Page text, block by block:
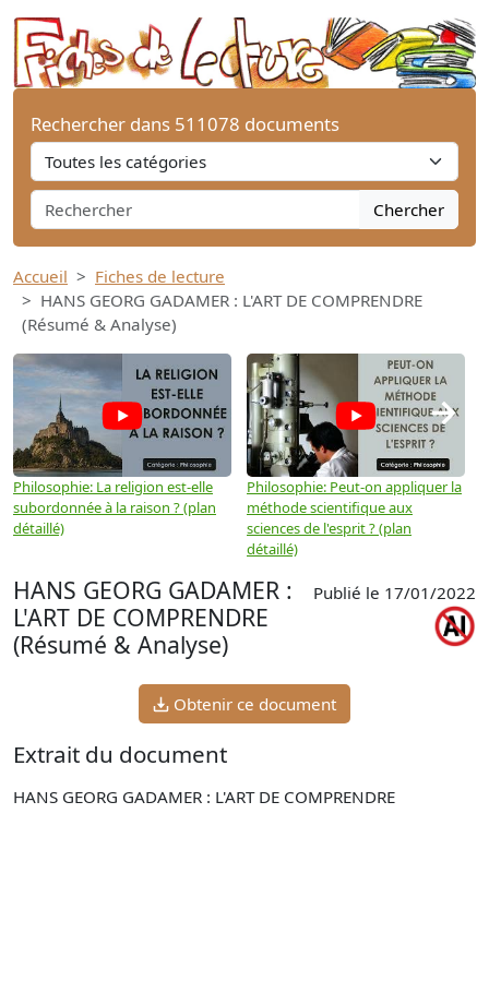
Rechercher dans 511078 documents
Chercher
Accueil
Fiches de lecture
HANS GEORG GADAMER : L'ART DE COMPRENDRE
(Résumé & Analyse)
Philosophie: La religion est-elle
subordonnée à la raison ? (plan
détaillé)
Philosophie: Peut-on appliquer la
méthode scientifique aux
sciences de l'esprit ? (plan
détaillé)
→
HANS GEORG GADAMER :
L'ART DE COMPRENDRE
(Résumé & Analyse)
Publié le 17/01/2022
Obtenir ce document
Extrait du document
HANS GEORG GADAMER : L'ART DE COMPRENDRE